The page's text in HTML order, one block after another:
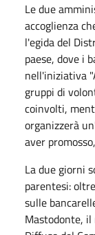
Le due
accoglienza
l'egida del
paese, dove i
nell'iniziativa
gruppi di
coinvolti,
organizzerà
aver
La due giorni
parentesi:
sulle
Mastodonte,